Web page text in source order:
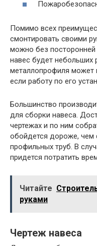
Помимо всех
смонтировать своими
можно без
навес будет небольших
металлопрофиля может
если работу по его
Большинство
для сборки навеса.
чертежах и по ним
обойдется дороже, чем
профильных труб. В
придется потратить
Читайте
руками
Чертеж навеса